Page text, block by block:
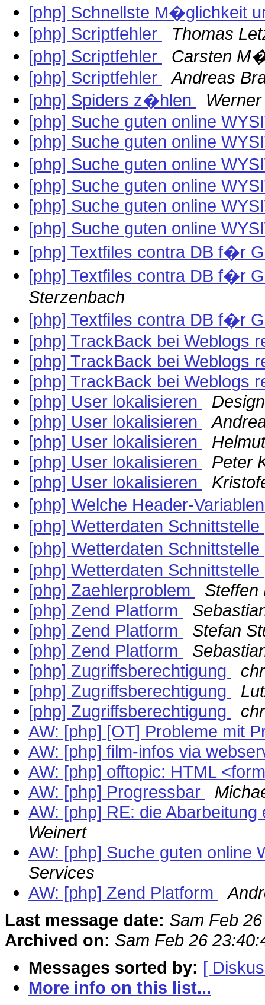
[php] Schnellste M�glichkeit
[php] Scriptfehler
Thomas
[php] Scriptfehler
Carsten
[php] Scriptfehler
Andreas
[php] Spiders z�hlen
[php] Suche guten online
[php] Suche guten online
[php] Suche guten online
[php] Suche guten online
[php] Suche guten online
[php] Suche guten online
[php] Textfiles contra DB f�r
[php] Textfiles contra DB f�r
Sterzenbach
[php] Textfiles contra DB f�r
[php] TrackBack bei Weblogs
[php] TrackBack bei Weblogs
[php] TrackBack bei Weblogs
[php] User lokalisieren
Design
[php] User lokalisieren
[php] User lokalisieren
[php] User lokalisieren
Peter
[php] User lokalisieren
[php] Welche Header-
[php] Wetterdaten Schnittstelle
[php] Wetterdaten Schnittstelle
[php] Wetterdaten Schnittstelle
[php] Zaehlerproblem
Steffen
[php] Zend Platform
[php] Zend Platform
Stefan
[php] Zend Platform
[php] Zugriffsberechtigung
[php] Zugriffsberechtigung
[php] Zugriffsberechtigung
AW: [php] [OT] Probleme mit
AW: [php] film-infos via
AW: [php] offtopic: HTML
AW: [php] Progressbar
AW: [php] RE: die
Weinert
AW: [php] Suche guten online
Services
AW: [php] Zend Platform
Last message date: Sam Feb
Archived on: Sam Feb 26
Messages sorted by: [
More info on this list...